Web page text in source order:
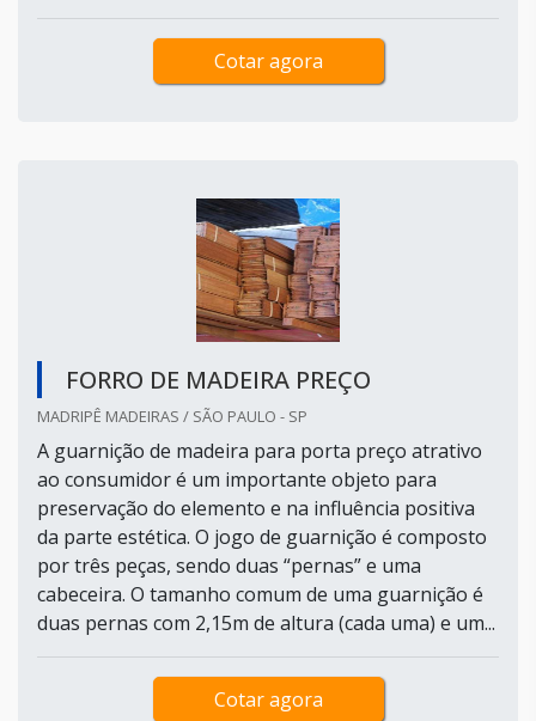
Cotar agora
FORRO DE MADEIRA PREÇO
MADRIPÊ MADEIRAS / SÃO PAULO - SP
A guarnição de madeira para porta preço atrativo
ao consumidor é um importante objeto para
preservação do elemento e na influência positiva
da parte estética. O jogo de guarnição é composto
por três peças, sendo duas “pernas” e uma
cabeceira. O tamanho comum de uma guarnição é
duas pernas com 2,15m de altura (cada uma) e um...
Cotar agora